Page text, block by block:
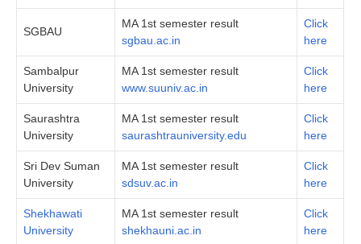
SGBAU
MA 1st semester result
sgbau.ac.in
Click
here
Sambalpur
University
MA 1st semester result
www.suuniv.ac.in
Click
here
Saurashtra
University
MA 1st semester result
saurashtrauniversity.edu
Click
here
Sri Dev Suman
University
MA 1st semester result
sdsuv.ac.in
Click
here
Shekhawati
University
MA 1st semester result
shekhauni.ac.in
Click
here